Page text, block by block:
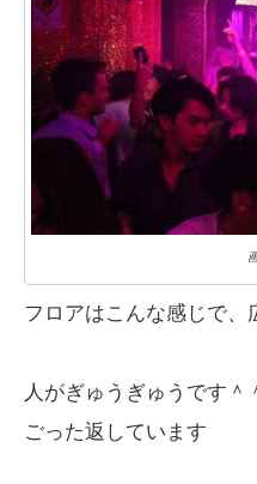
フロアはこんな感じで、
人がぎゅうぎゅうです
ごった返しています